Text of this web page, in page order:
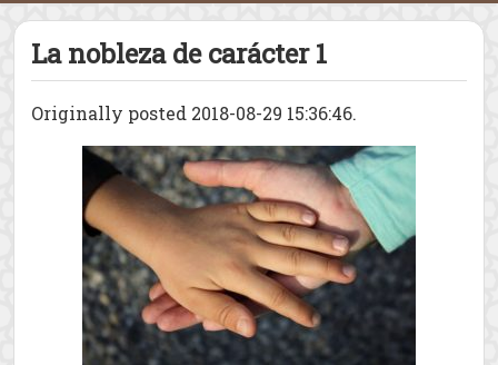
La nobleza de carácter 1
Originally posted 2018-08-29 15:36:46.